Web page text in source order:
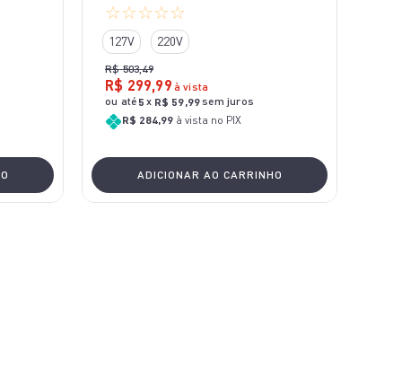
☆☆☆☆☆
127V 220V
R$ 503,49
R$ 299,99 à vista
ou até 5 x R$ 59,99sem juros
R$ 284,99 à vista no PIX
ADICIONAR AO CARRINHO